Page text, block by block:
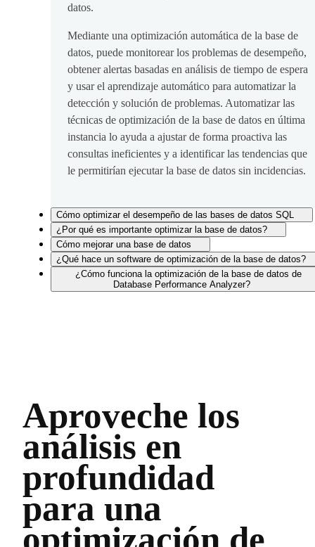
datos.
Mediante una optimización automática de la base de
datos, puede monitorear los problemas de desempeño,
obtener alertas basadas en análisis de tiempo de espera
y usar el aprendizaje automático para automatizar la
detección y solución de problemas. Automatizar las
técnicas de optimización de la base de datos en última
instancia lo ayuda a ajustar de forma proactiva las
consultas ineficientes y a identificar las tendencias que
le permitirían ejecutar la base de datos sin incidencias.
Cómo optimizar el desempeño de las bases de datos SQL
¿Por qué es importante optimizar la base de datos?
Cómo mejorar una base de datos
¿Qué hace un software de optimización de la base de datos?
¿Cómo funciona la optimización de la base de datos de
Database Performance Analyzer?
Aproveche los
análisis en
profundidad
para una